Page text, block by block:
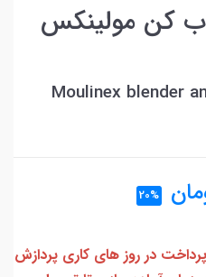
کن مولینکس
Moulinex blender
20%
در روز های کاری پردازش